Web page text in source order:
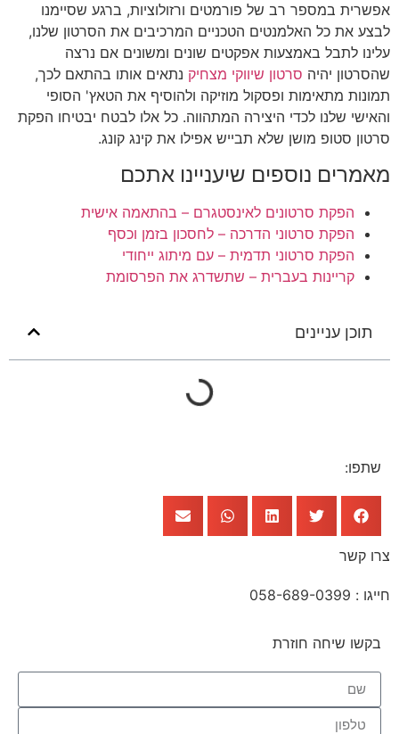
אפשרית במספר רב של פורמטים ורזולוציות, ברגע שסיימנו
לבצע את כל האלמנטים הטכניים המרכיבים את הסרטון שלנו,
עלינו לתבל באמצעות אפקטים שונים ומשונים אם נרצה
שהסרטון יהיה סרטון שיווקי מצחיק נתאים אותו בהתאם לכך,
תמונות מתאימות ופסקול מוזיקה ולהוסיף את הטאץ' הסופי
והאישי שלנו לכדי היצירה המתהווה. כל אלו לבטח יבטיחו הפקת
סרטון סטופ מושן שלא תבייש אפילו את קינג קונג.
מאמרים נוספים שיעניינו אתכם
הפקת סרטונים לאינסטגרם – בהתאמה אישית
הפקת סרטוני הדרכה – לחסכון בזמן וכסף
הפקת סרטוני תדמית – עם מיתוג ייחודי
קריינות בעברית – שתשדרג את הפרסומת
תוכן עניינים
שתפו:
צרו קשר
חייגו : 058-689-0399
בקשו שיחה חוזרת